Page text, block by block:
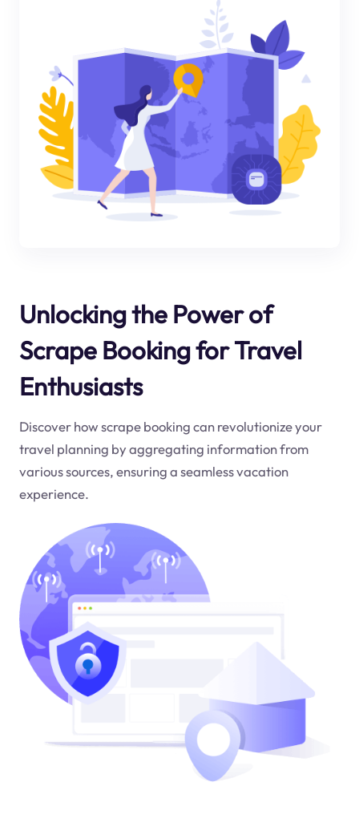
Unlocking the Power of
Scrape Booking for Travel
Enthusiasts
Discover how scrape booking can revolutionize your
travel planning by aggregating information from
various sources, ensuring a seamless vacation
experience.